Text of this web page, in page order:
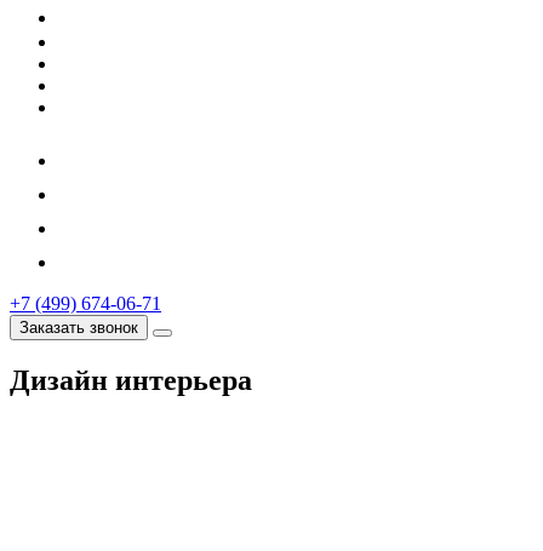
+7 (499) 674-06-71
Заказать звонок
Дизайн интерьера